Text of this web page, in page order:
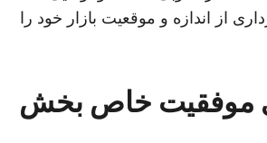
از اندازه و موقعیت بازار خود را
موفقیت خاص بخش